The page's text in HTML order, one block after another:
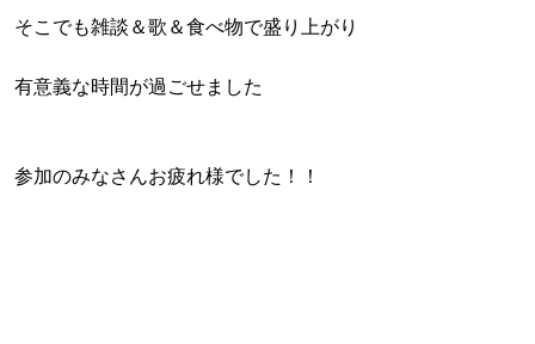
そこでも雑談＆歌＆食べ物で盛り上がり
有意義な時間が過ごせました
参加のみなさんお疲れ様でした！！